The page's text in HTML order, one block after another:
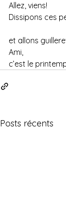
Allez, viens!
Dissipons ces
et allons
Ami,
c’est le
Posts récents